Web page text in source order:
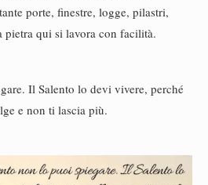
porte, finestre, logge, pilastri,
pietra qui si lavora con facilità.
Il Salento lo devi vivere, perché
e non ti lascia più.